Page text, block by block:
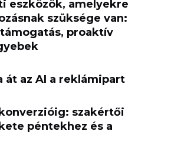
eszközök, amelyekre
szüksége van:
proaktív
át az AI a reklámipart
szakértői
péntekhez és a